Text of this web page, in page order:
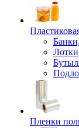
Лотки
Пленки